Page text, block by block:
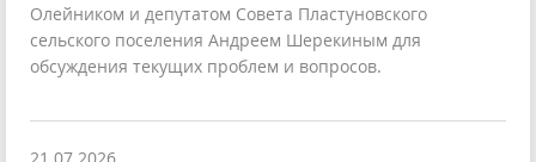
Олейником и депутатом Совета Пластуновского
сельского поселения Андреем Шерекиным для
обсуждения текущих проблем и вопросов.